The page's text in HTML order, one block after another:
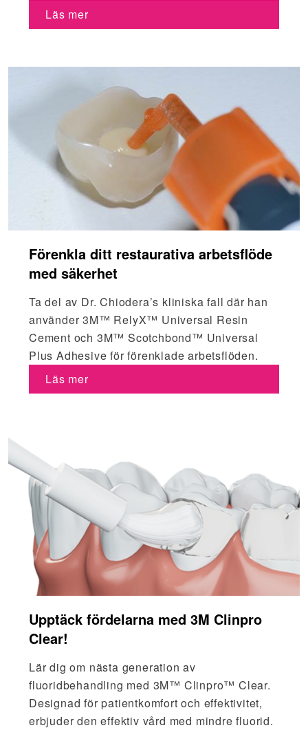
Läs mer
Förenkla ditt restaurativa arbetsflöde
med säkerhet
Ta del av Dr. Chiodera’s kliniska fall där han
använder 3M™ RelyX™ Universal Resin
Cement och 3M™ Scotchbond™ Universal
Plus Adhesive för förenklade arbetsflöden.
Läs mer
Upptäck fördelarna med 3M Clinpro
Clear!
Lär dig om nästa generation av
fluoridbehandling med 3M™ Clinpro™ Clear.
Designad för patientkomfort och effektivitet,
erbjuder den effektiv vård med mindre fluorid.